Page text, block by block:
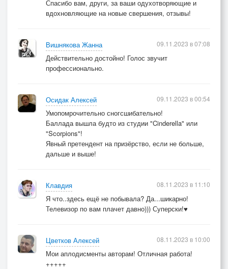
Спасибо вам, други, за ваши одухотворяющие и
вдохновляющие на новые свершения, отзывы!
Вишнякова Жанна
Действительно достойно! Голос звучит
профессионально.
09.11.2023 в 07:08
Осидак Алексей
Умопомрочительно сногсшибательно!
Баллада вышла будто из студии "Cinderella" или
"Scorpions"!
Явный претендент на призёрство, если не больше,
дальше и выше!
09.11.2023 в 00:54
Клавдия
Я что..здесь ещё не побывала? Да...шикарно!
Телевизор по вам плачет давно))) Суперски!♥
08.11.2023 в 11:10
Цветков Алексей
Мои аплодисменты авторам! Отличная работа!
+++++
08.11.2023 в 10:00